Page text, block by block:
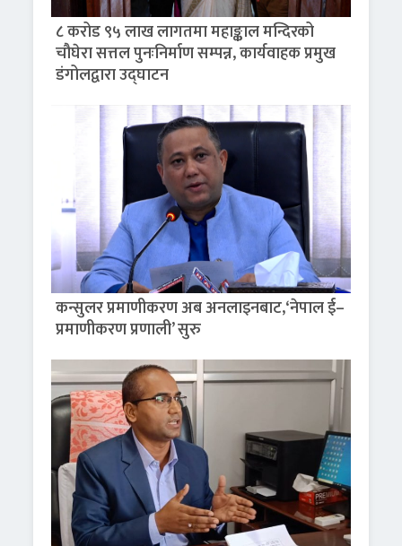
८ करोड ९५ लाख लागतमा महाङ्काल मन्दिरको
चौघेरा सत्तल पुनःनिर्माण सम्पन्न, कार्यवाहक प्रमुख
डंगोलद्वारा उद्घाटन
कन्सुलर प्रमाणीकरण अब अनलाइनबाट,‘नेपाल ई–
प्रमाणीकरण प्रणाली’ सुरु